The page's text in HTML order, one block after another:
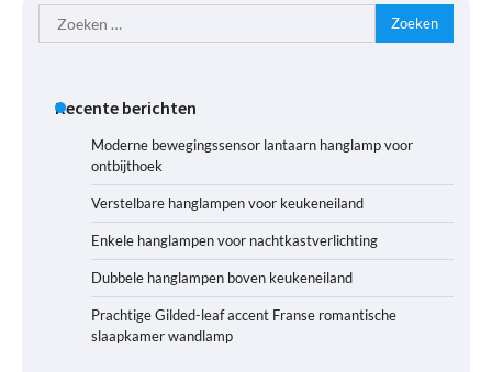
Zoeken
naar:
Recente berichten
Moderne bewegingssensor lantaarn hanglamp voor
ontbijthoek
Verstelbare hanglampen voor keukeneiland
Enkele hanglampen voor nachtkastverlichting
Dubbele hanglampen boven keukeneiland
Prachtige Gilded-leaf accent Franse romantische
slaapkamer wandlamp